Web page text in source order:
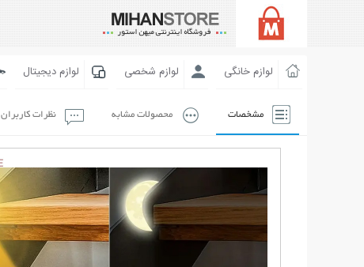
لوازم خانگی لوازم شخصی لوازم دیجیتال
مشخصات محصولات مشابه نظرات کاربران